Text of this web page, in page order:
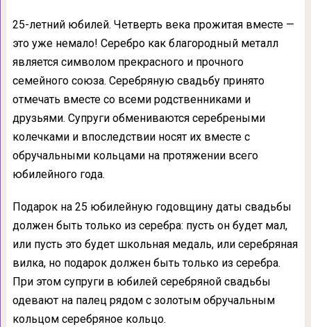
25-летний юбилей. Четверть века прожитая вместе —
это уже немало! Серебро как благородный металл
является символом прекрасного и прочного
семейного союза. Серебряную свадьбу принято
отмечать вместе со всеми родственниками и
друзьями. Супруги обмениваются серебреными
колечками и впоследствии носят их вместе с
обручальными кольцами на протяжении всего
юбилейного года.
Подарок на 25 юбилейную годовщину даты свадьбы
должен быть только из серебра: пусть он будет мал,
или пусть это будет школьная медаль, или серебряная
вилка, но подарок должен быть только из серебра.
При этом супруги в юбилей серебряной свадьбы
одевают на палец рядом с золотым обручальным
кольцом серебряное кольцо.